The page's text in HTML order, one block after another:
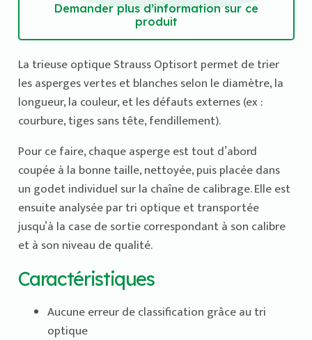
Demander plus d’information sur ce
produit
La trieuse optique Strauss Optisort permet de trier
les asperges vertes et blanches selon le diamètre, la
longueur, la couleur, et les défauts externes (ex :
courbure, tiges sans tête, fendillement).
Pour ce faire, chaque asperge est tout d’abord
coupée à la bonne taille, nettoyée, puis placée dans
un godet individuel sur la chaîne de calibrage. Elle est
ensuite analysée par tri optique et transportée
jusqu’à la case de sortie correspondant à son calibre
et à son niveau de qualité.
Caractéristiques
Aucune erreur de classification grâce au tri
optique